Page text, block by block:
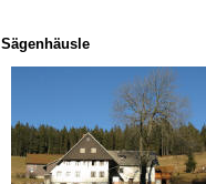
Sägenhäusle